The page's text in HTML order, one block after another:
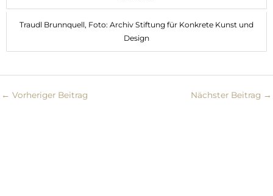
Traudl Brunnquell, Foto: Archiv Stiftung für Konkrete Kunst und
Design
← Vorheriger Beitrag Nächster Beitrag →